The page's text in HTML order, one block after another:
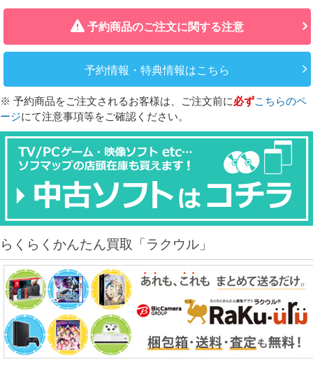
予約商品のご注文に関する注意
予約情報・特典情報はこちら
※ 予約商品をご注文されるお客様は、ご注文前に必ずこちらのペ
ージにて注意事項等をご確認ください。
らくらくかんたん買取「ラクウル」